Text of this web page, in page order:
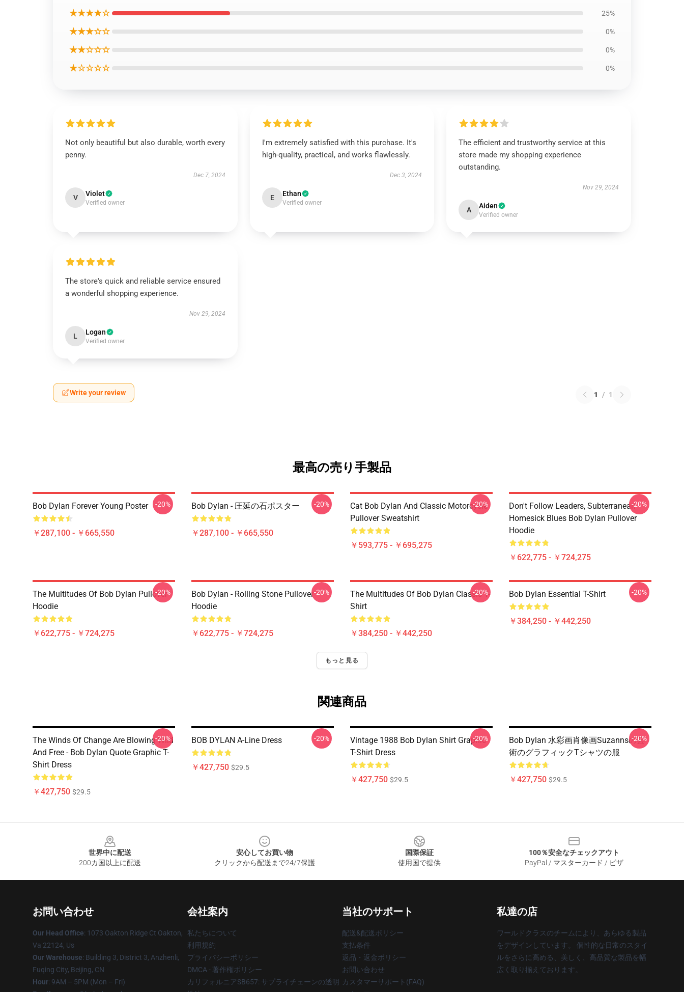
★★★★☆ 25%
★★★☆☆ 0%
★★☆☆☆ 0%
★☆☆☆☆ 0%
Not only beautiful but also durable, worth every
penny.
Dec 7, 2024
V Violet
Verified owner
I'm extremely satisfied with this purchase. It's
high-quality, practical, and works flawlessly.
Dec 3, 2024
E Ethan
Verified owner
The efficient and trustworthy service at this
store made my shopping experience
outstanding.
Nov 29, 2024
A Aiden
Verified owner
The store's quick and reliable service ensured
a wonderful shopping experience.
Nov 29, 2024
L Logan
Verified owner
Write your review 1 / 1
最高の売り手製品
Bob Dylan Forever Young Poster
￥287,100 - ￥665,550
-20% Bob Dylan - 圧延の石ポスター
￥287,100 - ￥665,550
-20%
Cat Bob Dylan And Classic Motorcycle
Pullover Sweatshirt
￥593,775 - ￥695,275
-20%
Don't Follow Leaders, Subterranean
Homesick Blues Bob Dylan Pullover
Hoodie
￥622,775 - ￥724,275
-20%
The Multitudes Of Bob Dylan Pullover
Hoodie
￥622,775 - ￥724,275
-20%
Bob Dylan - Rolling Stone Pullover
Hoodie
￥622,775 - ￥724,275
-20%
The Multitudes Of Bob Dylan Classic T-
Shirt
￥384,250 - ￥442,250
-20% Bob Dylan Essential T-Shirt
￥384,250 - ￥442,250
-20%
もっと見る
関連商品
The Winds Of Change Are Blowing Wild
And Free - Bob Dylan Quote Graphic T-
Shirt Dress
￥427,750 $29.5
-20% BOB DYLAN A-Line Dress
￥427,750 $29.5
-20%
Vintage 1988 Bob Dylan Shirt Graphic
T-Shirt Dress
￥427,750 $29.5
-20%
Bob Dylan 水彩画肖像画suzannsの芸
術のグラフィックTシャツの服
￥427,750 $29.5
-20%
世界中に配送
200カ国以上に配送
安心してお買い物
クリックから配送まで24/7保護
国際保証
使用国で提供
100％安全なチェックアウト
PayPal / マスターカード / ビザ
お問い合わせ
Our Head Office: 1073 Oakton Ridge Ct Oakton,
Va 22124, Us
Our Warehouse: Building 3, District 3, Anzhenli,
Fuqing City, Beijing, CN
Hour: 9AM – 5PM (Mon – Fri)
会社案内
私たちについて
利用規約
プライバシーポリシー
DMCA - 著作権ポリシー
カリフォルニアSB657: サプライチェーンの透明
当社のサポート
配送&配送ポリシー
支払条件
返品・返金ポリシー
お問い合わせ
カスタマーサポート(FAQ)
私達の店
ワールドクラスのチームにより、あらゆる製品
をデザインしています。 個性的な日常のスタイ
ルをさらに高める、美しく、高品質な製品を幅
広く取り揃えております。